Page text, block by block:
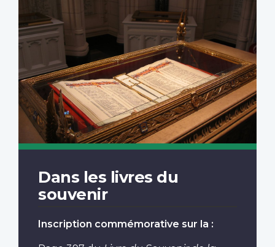
Dans les livres du
souvenir
Inscription commémorative sur la :